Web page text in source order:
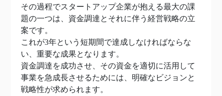
その過程でスタートアップ企業が抱える最大の課
題の一つは、資金調達とそれに伴う経営戦略の立
案です。
これが3年という短期間で達成しなければならな
い、重要な成果となります。
資金調達を成功させ、その資金を適切に活用して
事業を急成長させるためには、明確なビジョンと
戦略性が求められます。